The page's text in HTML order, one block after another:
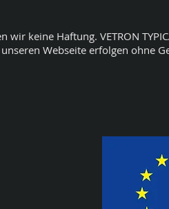
wir keine Haftung. VETRON
Webseite erfolgen ohne